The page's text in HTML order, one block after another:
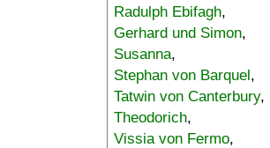
Radulph Ebifagh,
Gerhard und Simon,
Susanna,
Stephan von Barquel,
Tatwin von Canterbury,
Theodorich,
Vissia von Fermo,